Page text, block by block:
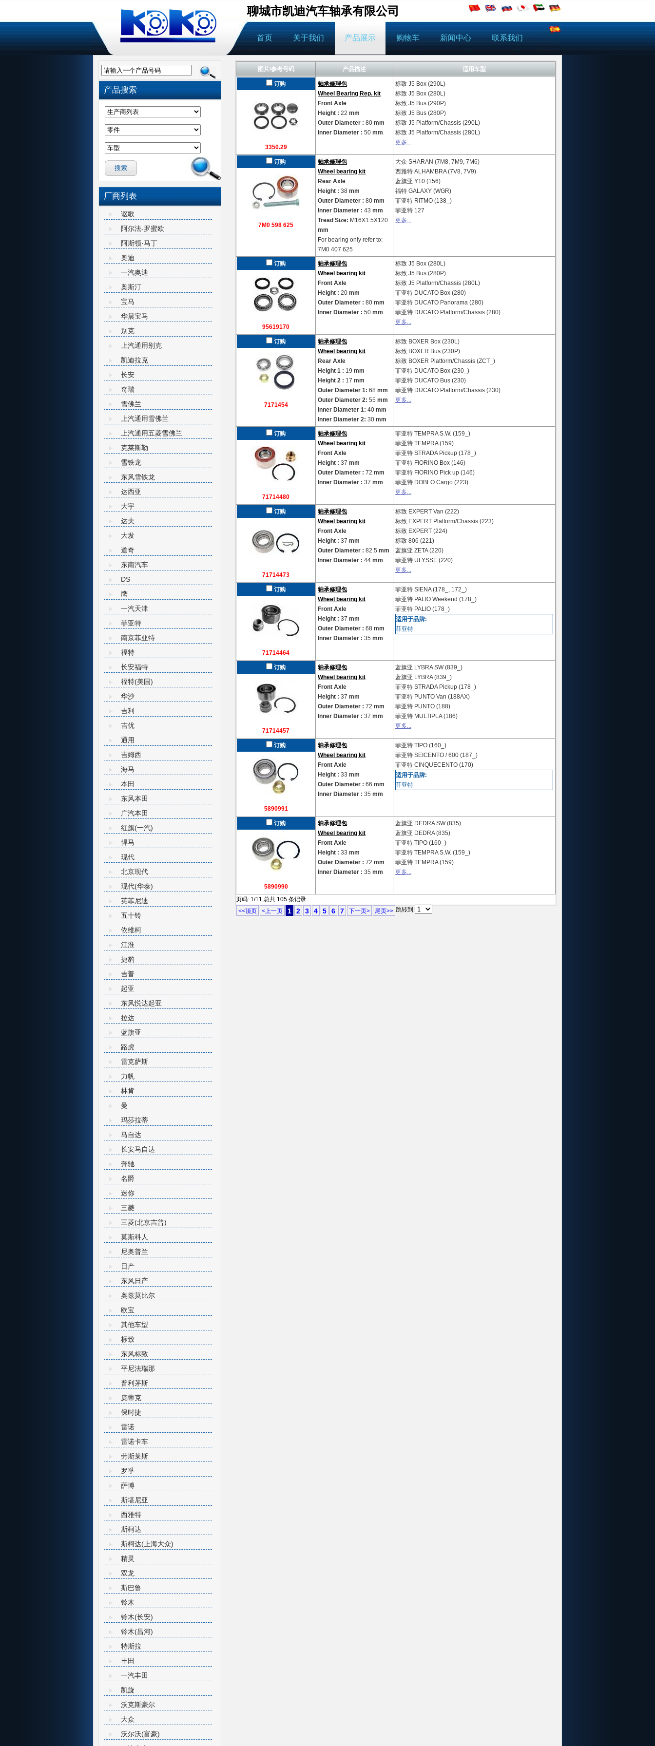
聊城市凯迪汽车轴承有限公司
首页 关于我们 产品展示 购物车 新闻中心 联系我们
图片/参考号码 产品描述 适用车型
订购
3350.29
轴承修理包
Wheel Bearing Rep. kit
Front Axle
Height : 22 mm
Outer Diameter : 80 mm
Inner Diameter : 50 mm
标致 J5 Box (290L)
标致 J5 Box (280L)
标致 J5 Bus (290P)
标致 J5 Bus (280P)
标致 J5 Platform/Chassis (290L)
标致 J5 Platform/Chassis (280L)
更多...
订购
7M0 598 625
轴承修理包
Wheel bearing kit
Rear Axle
Height : 38 mm
Outer Diameter : 80 mm
Inner Diameter : 43 mm
Tread Size: M16X1.5X120
mm
For bearing only refer to:
7M0 407 625
大众 SHARAN (7M8, 7M9, 7M6)
西雅特 ALHAMBRA (7V8, 7V9)
蓝旗亚 Y10 (156)
福特 GALAXY (WGR)
菲亚特 RITMO (138_)
菲亚特 127
更多...
订购
95619170
轴承修理包
Wheel bearing kit
Front Axle
Height : 20 mm
Outer Diameter : 80 mm
Inner Diameter : 50 mm
标致 J5 Box (280L)
标致 J5 Bus (280P)
标致 J5 Platform/Chassis (280L)
菲亚特 DUCATO Box (280)
菲亚特 DUCATO Panorama (280)
菲亚特 DUCATO Platform/Chassis (280)
更多...
订购
7171454
轴承修理包
Wheel bearing kit
Rear Axle
Height 1 : 19 mm
Height 2 : 17 mm
Outer Diameter 1: 68 mm
Outer Diameter 2: 55 mm
Inner Diameter 1: 40 mm
Inner Diameter 2: 30 mm
标致 BOXER Box (230L)
标致 BOXER Bus (230P)
标致 BOXER Platform/Chassis (ZCT_)
菲亚特 DUCATO Box (230_)
菲亚特 DUCATO Bus (230)
菲亚特 DUCATO Platform/Chassis (230)
更多...
订购
71714480
轴承修理包
Wheel bearing kit
Front Axle
Height : 37 mm
Outer Diameter : 72 mm
Inner Diameter : 37 mm
菲亚特 TEMPRA S.W. (159_)
菲亚特 TEMPRA (159)
菲亚特 STRADA Pickup (178_)
菲亚特 FIORINO Box (146)
菲亚特 FIORINO Pick up (146)
菲亚特 DOBLO Cargo (223)
更多...
订购
71714473
轴承修理包
Wheel bearing kit
Front Axle
Height : 37 mm
Outer Diameter : 82.5 mm
Inner Diameter : 44 mm
标致 EXPERT Van (222)
标致 EXPERT Platform/Chassis (223)
标致 EXPERT (224)
标致 806 (221)
蓝旗亚 ZETA (220)
菲亚特 ULYSSE (220)
更多...
订购
71714464
轴承修理包
Wheel bearing kit
Front Axle
Height : 37 mm
Outer Diameter : 68 mm
Inner Diameter : 35 mm
菲亚特 SIENA (178_, 172_)
菲亚特 PALIO Weekend (178_)
菲亚特 PALIO (178_)
适用于品牌:
菲亚特
订购
71714457
轴承修理包
Wheel bearing kit
Front Axle
Height : 37 mm
Outer Diameter : 72 mm
Inner Diameter : 37 mm
蓝旗亚 LYBRA SW (839_)
蓝旗亚 LYBRA (839_)
菲亚特 STRADA Pickup (178_)
菲亚特 PUNTO Van (188AX)
菲亚特 PUNTO (188)
菲亚特 MULTIPLA (186)
更多...
订购
5890991
轴承修理包
Wheel bearing kit
Front Axle
Height : 33 mm
Outer Diameter : 66 mm
Inner Diameter : 35 mm
菲亚特 TIPO (160_)
菲亚特 SEICENTO / 600 (187_)
菲亚特 CINQUECENTO (170)
适用于品牌:
菲亚特
订购
5890990
轴承修理包
Wheel bearing kit
Front Axle
Height : 33 mm
Outer Diameter : 72 mm
Inner Diameter : 35 mm
蓝旗亚 DEDRA SW (835)
蓝旗亚 DEDRA (835)
菲亚特 TIPO (160_)
菲亚特 TEMPRA S.W. (159_)
菲亚特 TEMPRA (159)
更多...
页码: 1/11 总共 105 条记录
<<顶页
<上一页 1 2 3 4 5 6 7 下一页> 尾页>> 跳转到:
请输入一个产品号码
产品搜索
厂商列表
讴歌
阿尔法-罗蜜欧
阿斯顿·马丁
奥迪
一汽奥迪
奥斯汀
宝马
华晨宝马
别克
上汽通用别克
凯迪拉克
长安
奇瑞
雪佛兰
上汽通用雪佛兰
上汽通用五菱雪佛兰
克莱斯勒
雪铁龙
东风雪铁龙
达西亚
大宇
达夫
大发
道奇
东南汽车
DS
鹰
一汽天津
菲亚特
南京菲亚特
福特
长安福特
福特(美国)
华沙
吉利
吉优
通用
吉姆西
海马
本田
东风本田
广汽本田
红旗(一汽)
悍马
现代
北京现代
现代(华泰)
英菲尼迪
五十铃
依维柯
江淮
捷豹
吉普
起亚
东风悦达起亚
拉达
蓝旗亚
路虎
雷克萨斯
力帆
林肯
曼
玛莎拉蒂
马自达
长安马自达
奔驰
名爵
迷你
三菱
三菱(北京吉普)
莫斯科人
尼奥普兰
日产
东风日产
奥兹莫比尔
欧宝
其他车型
标致
东风标致
平尼法瑞那
普利茅斯
庞蒂克
保时捷
雷诺
雷诺卡车
劳斯莱斯
罗孚
萨博
斯堪尼亚
西雅特
斯柯达
斯柯达(上海大众)
精灵
双龙
斯巴鲁
铃木
铃木(长安)
铃木(昌河)
特斯拉
丰田
一汽丰田
凯旋
沃克斯豪尔
大众
沃尔沃(富豪)